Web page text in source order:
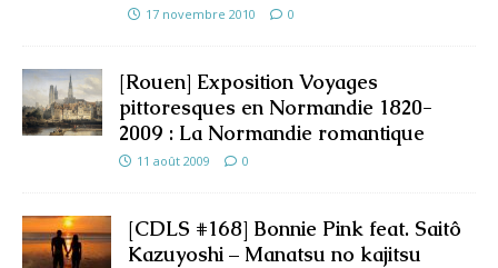
17 novembre 2010 0
[Rouen] Exposition Voyages
pittoresques en Normandie 1820-
2009 : La Normandie romantique
11 août 2009 0
[CDLS #168] Bonnie Pink feat. Saitô
Kazuyoshi – Manatsu no kajitsu